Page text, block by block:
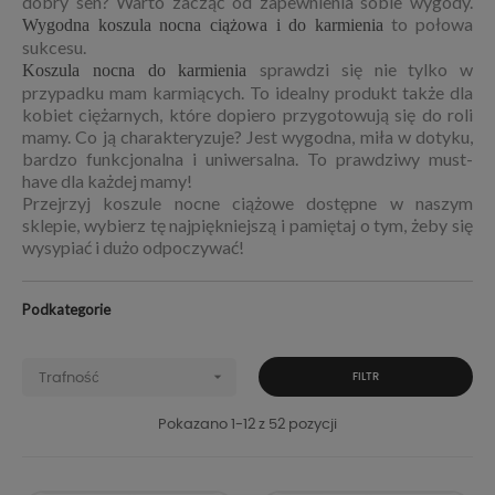
Wygodna koszula nocna ciążowa i do karmieniato połowa
sukcesu.
Koszula nocna do karmienia sprawdzi się nie tylko w
przypadku mam karmiących. To idealny produkt także dla
kobiet ciężarnych, które dopiero przygotowują się do roli
mamy. Co ją charakteryzuje? Jest wygodna, miła w dotyku,
bardzo funkcjonalna i uniwersalna. To prawdziwy must-
have dla każdej mamy!
Przejrzyj koszule nocne ciążowe dostępne w naszym
sklepie, wybierz tę najpiękniejszą i pamiętaj o tym, żeby się
wysypiać i dużo odpoczywać!
Podkategorie
Trafność  FILTR
Pokazano 1-12 z 52 pozycji